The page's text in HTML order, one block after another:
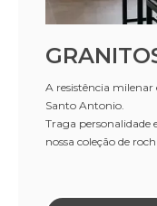
A resistência
Santo Antonio.
Traga personalidade
nossa coleção de